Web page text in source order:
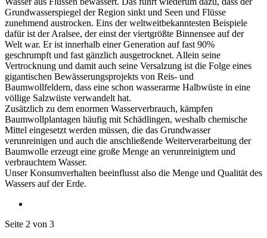
Grundwasserspiegel der Region sinkt und Seen und Flüsse
zunehmend austrocken. Eins der weltweitbekanntesten Beispiele
dafür ist der Aralsee, der einst der viertgrößte Binnensee auf der
Welt war. Er ist innerhalb einer Generation auf fast 90%
geschrumpft und fast gänzlich ausgetrocknet. Allein seine
Vertrocknung und damit auch seine Versalzung ist die Folge eines
gigantischen Bewässerungsprojekts von Reis- und
Baumwollfeldern, dass eine schon wasserarme Halbwüste in eine
völlige Salzwüste verwandelt hat.
Zusätzlich zu dem enormen Wasserverbrauch, kämpfen
Baumwollplantagen häufig mit Schädlingen, weshalb chemische
Mittel eingesetzt werden müssen, die das Grundwasser
verunreinigen und auch die anschließende Weiterverarbeitung der
Baumwolle erzeugt eine große Menge an verunreinigtem und
verbrauchtem Wasser.
Unser Konsumverhalten beeinflusst also die Menge und Qualität des
Wassers auf der Erde.
Seite 2 von 3